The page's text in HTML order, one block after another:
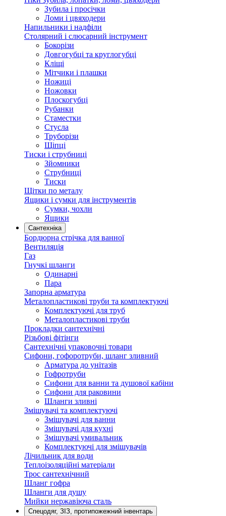
Зубила і просічки
Ломи і цвяходери
Напильники і надфіли
Столярний і слюсарний інструмент
Бокорізи
Довгогубці та круглогубці
Кліщі
Мітчики і плашки
Ножиці
Ножовки
Плоскогубці
Рубанки
Стаместки
Стусла
Труборізи
Щіпці
Тиски і струбниці
Зйомники
Струбниці
Тиски
Щітки по металу
Ящики і сумки для інструментів
Сумки, чохли
Ящики
Сантехніка
Бордюрна стрічка для ванної
Вентиляція
Газ
Гнучкі шланги
Одинарні
Пара
Запорна арматура
Металопластикові труби та комплектуючі
Комплектуючі для труб
Металопластикові труби
Прокладки сантехнічні
Різьбові фітінги
Сантехнічні упаковочні товари
Сифони, гофоротруби, шланг зливний
Арматура до унітазів
Гофротруби
Сифони для ванни та душової кабіни
Сифони для раковини
Шланги зливні
Змішувачі та комплектуючі
Змішувачі для ванни
Змішувачі для кухні
Змішувачі умивальник
Комплектуючі для змішувачів
Лічильник для води
Теплоізоляційні матеріали
Трос сантехнічний
Шланг гофра
Шланги для душу
Мийки нержавіюча сталь
Спецодяг, ЗІЗ, протипожежний інвентарь